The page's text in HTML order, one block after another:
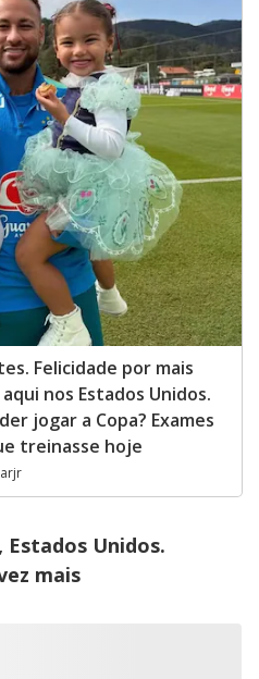
Felicidade por mais
nos Estados Unidos.
jogar a Copa? Exames
treinasse hoje
Estados Unidos.
mais